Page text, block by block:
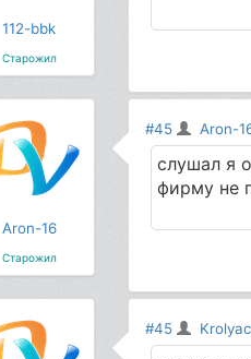
112-bbk
Старожил
Aron-16
Старожил
#45 Aron-
слушал я
фирму не
#45